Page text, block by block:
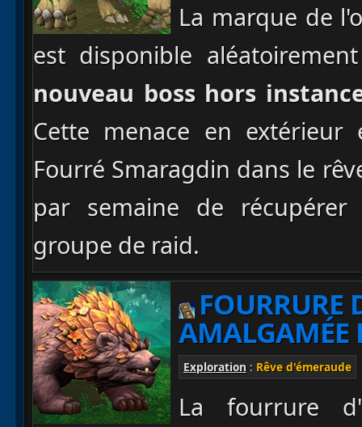
La marque de
est disponible
nouveau boss hors
Cette menace en
Fourré Smaragdin dans le
par semaine de
groupe de raid.
FOURRURE
AMALGAMÉE
Exploration : Rêve d'émeraude
La fourrure